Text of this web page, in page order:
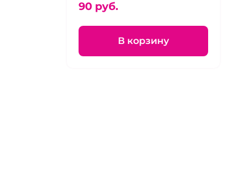
г
90 pуб.
В корзину